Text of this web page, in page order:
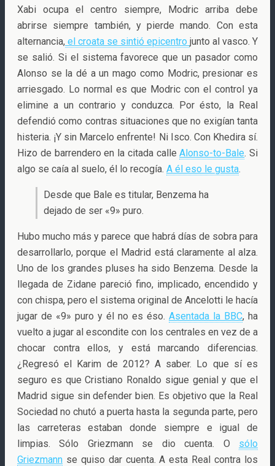
Xabi ocupa el centro siempre, Modric arriba debe
abrirse siempre también, y pierde mando. Con esta
alternancia, el croata se sintió epicentro junto al vasco. Y
se salió. Si el sistema favorece que un pasador como
Alonso se la dé a un mago como Modric, presionar es
arriesgado. Lo normal es que Modric con el control ya
elimine a un contrario y conduzca. Por ésto, la Real
defendió como contras situaciones que no exigían tanta
histeria. ¡Y sin Marcelo enfrente! Ni Isco. Con Khedira sí.
Hizo de barrendero en la citada calleAlonso-to-Bale. Si
algo se caía al suelo, él lo recogía. A él eso le gusta.
Desde que Bale es titular, Benzema ha
dejado de ser «9» puro.
Hubo mucho más y parece que habrá días de sobra para
desarrollarlo, porque el Madrid está claramente al alza.
Uno de los grandes pluses ha sido Benzema. Desde la
llegada de Zidane pareció fino, implicado, encendido y
con chispa, pero el sistema original de Ancelotti le hacía
jugar de «9» puro y él no es éso. Asentada la BBC, ha
vuelto a jugar al escondite con los centrales en vez de a
chocar contra ellos, y está marcando diferencias.
¿Regresó el Karim de 2012? A saber. Lo que sí es
seguro es que Cristiano Ronaldo sigue genial y que el
Madrid sigue sin defender bien. Es objetivo que la Real
Sociedad no chutó a puerta hasta la segunda parte, pero
las carreteras estaban donde siempre e igual de
limpias. Sólo Griezmann se dio cuenta. O sólo
Griezmann se quiso dar cuenta. A esta Real contra los